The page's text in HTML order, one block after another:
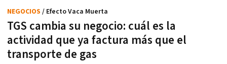
TGS cambia su negocio: cuál es la
actividad que ya factura más que el
transporte de gas
NEGOCIOS / Efecto Vaca Muerta